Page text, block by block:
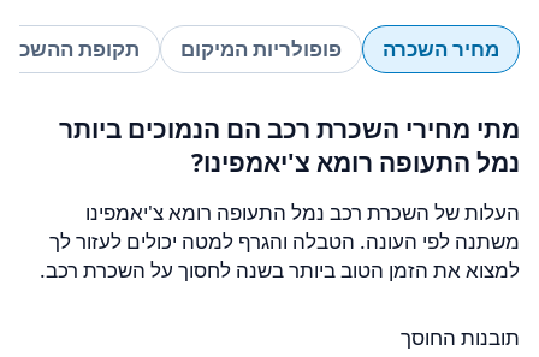
מחיר השכרה פופולריות המיקום תקופת
מתי מחירי השכרת רכב הם הנמוכים ביותר
נמל התעופה רומא צ'יאמפינו?
העלות של השכרת רכב נמל התעופה רומא צ'יאמפינו
משתנה לפי העונה. הטבלה והגרף למטה יכולים לעזור לך
למצוא את הזמן הטוב ביותר בשנה לחסוך על השכרת רכב.
תובנות החוסך